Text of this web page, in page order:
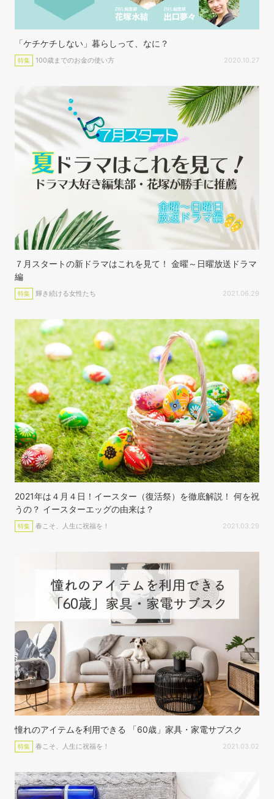
「ケチケチしない」暮らしって、なに？
特集 100歳までのお金の使い方 2020.10.27
７月スタートの新ドラマはこれを見て！ 金曜～日曜放送ドラマ
編
特集 輝き続ける女性たち 2021.06.29
2021年は４月４日！イースター（復活祭）を徹底解説！ 何を祝
うの？ イースターエッグの由来は？
特集 春こそ、人生に祝福を！ 2021.03.29
憧れのアイテムを利用できる 「60歳」家具・家電サブスク
特集 春こそ、人生に祝福を！ 2021.03.02